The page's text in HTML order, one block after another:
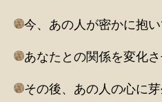
今、あの人が密かに抱
あなたとの関係を変化
その後、あの人の心に